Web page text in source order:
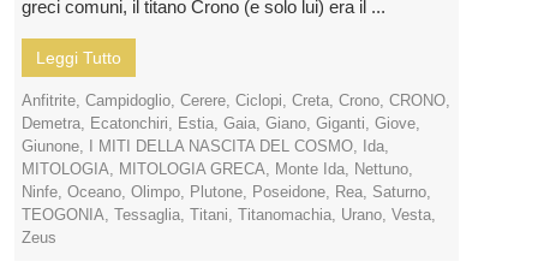
greci comuni, il titano Crono (e solo lui) era il ...
Leggi Tutto
Anfitrite Campidoglio Cerere Ciclopi Creta Crono CRONO
Demetra Ecatonchiri Estia Gaia Giano Giganti Giove
Giunone I MITI DELLA NASCITA DEL COSMO Ida
MITOLOGIA
MITOLOGIA GRECA Monte Ida Nettuno
Ninfe Oceano Olimpo Plutone Poseidone Rea Saturno
TEOGONIA Tessaglia Titani Titanomachia Urano Vesta
Zeus